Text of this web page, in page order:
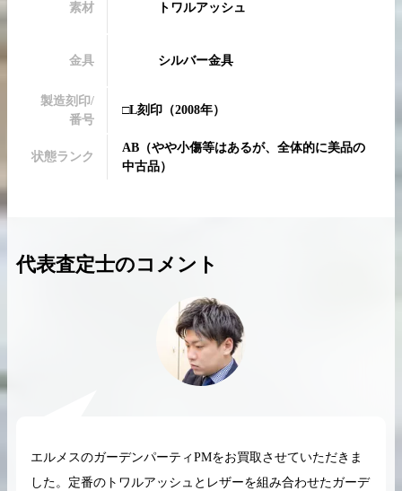
2026.04.10
高く売るためのポイントを徹底解説
素材 トワルアッシュ
金具 シルバー金具
製造刻印/
番号
□L刻印 （2008年）
状態ランク
AB （やや小傷等はあるが、全体的に美品の
中古品）
代表査定士のコメント
エルメスのガーデンパーティPMをお買取させていただきま
した。定番のトワルアッシュとレザーを組み合わせたガーデ